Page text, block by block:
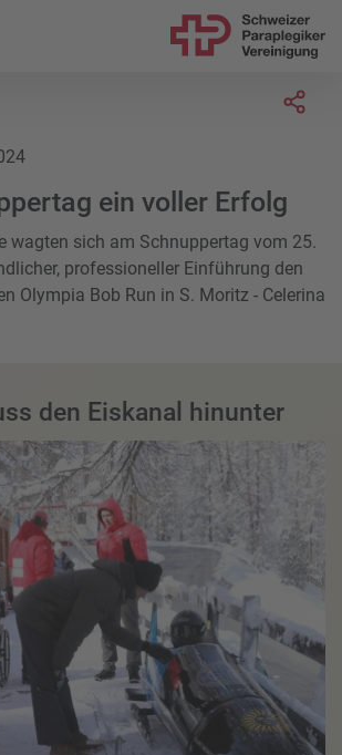
öffnen
ein voller Erfolg
wagten sich am Schnuppertag vom 25.
professioneller Einführung den
Olympia Bob Run in S. Moritz - Celerina
den Eiskanal hinunter